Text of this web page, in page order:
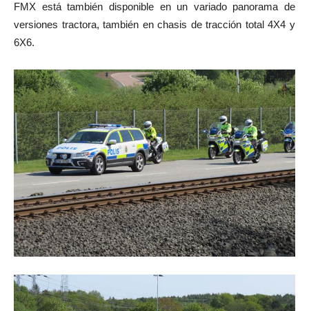
FMX está también disponible en un variado panorama de
versiones tractora, también en chasis de tracción total 4X4 y
6X6.